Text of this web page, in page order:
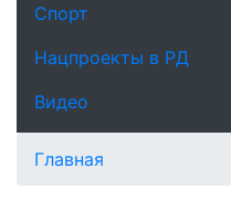
Спорт
Нацпроекты в РД
Видео
Главная